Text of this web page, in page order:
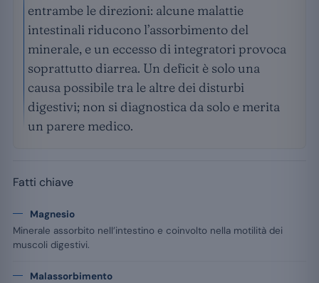
entrambe le direzioni: alcune malattie
intestinali riducono l’assorbimento del
minerale, e un eccesso di integratori provoca
soprattutto diarrea. Un deficit è solo una
causa possibile tra le altre dei disturbi
digestivi; non si diagnostica da solo e merita
un parere medico.
Fatti chiave
Magnesio
Minerale assorbito nell’intestino e coinvolto nella motilità dei
muscoli digestivi.
Malassorbimento